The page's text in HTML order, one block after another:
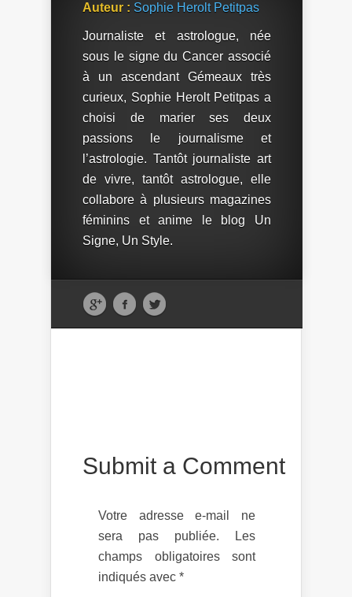
Auteur : Sophie Herolt Petitpas
Journaliste et astrologue, née
sous le signe du Cancer associé
à un ascendant Gémeaux très
curieux, Sophie Herolt Petitpas a
choisi de marier ses deux
passions le journalisme et
l’astrologie. Tantôt journaliste art
de vivre, tantôt astrologue, elle
collabore à plusieurs magazines
féminins et anime le blog Un
Signe, Un Style.
Submit a Comment
Votre adresse e-mail ne
sera pas publiée.
Les
champs obligatoires sont
indiqués avec *